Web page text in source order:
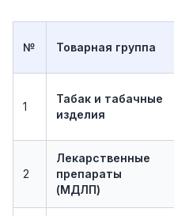
№ Товарная группа
1
Табак и табачные
изделия
2
Лекарственные
препараты
(МДЛП)